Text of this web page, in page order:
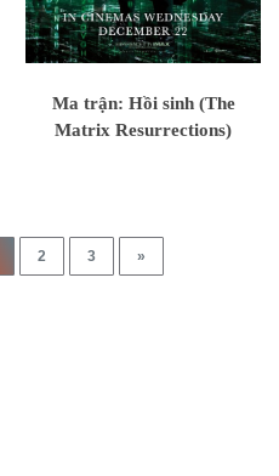
Ma trận: Hồi sinh (The
Matrix Resurrections)
2 3 »